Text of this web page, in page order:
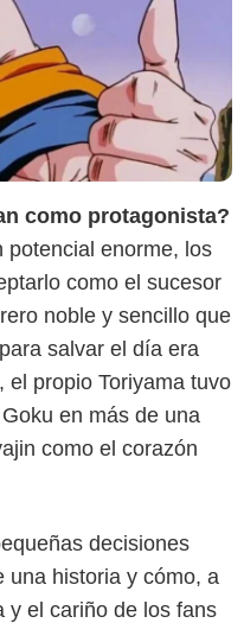
como protagonista?
potencial enorme, los
como el sucesor
noble y sencillo que
salvar el día era
el propio Toriyama tuvo
en más de una
como el corazón
decisiones
una historia y cómo, a
y el cariño de los fans